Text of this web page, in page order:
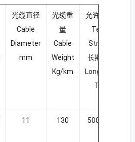
光缆直径
Cable
Diameter
mm
光缆重
量
Cable
Weight
Kg/km
允许拉伸力
Tensile
Strength
长期/短期
Long/Short
Term
11 130 500/1000